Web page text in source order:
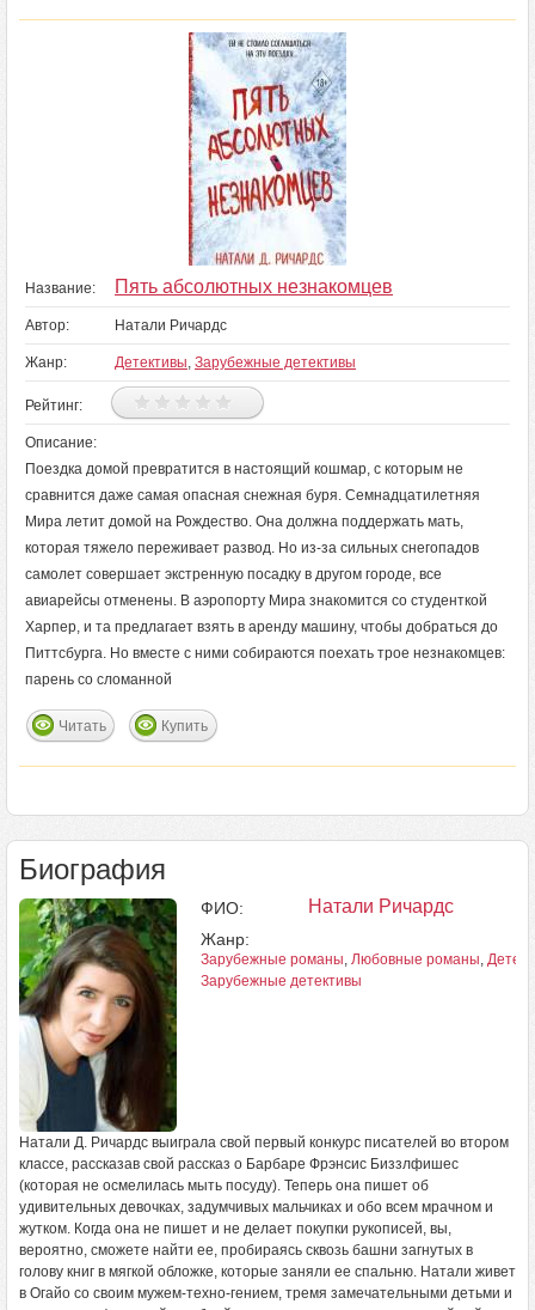
Название: Пять абсолютных незнакомцев
Автор: Натали Ричардс
Жанр: Детективы, Зарубежные детективы
Рейтинг:
Описание:
Поездка домой превратится в настоящий кошмар, с которым не
сравнится даже самая опасная снежная буря. Семнадцатилетняя
Мира летит домой на Рождество. Она должна поддержать мать,
которая тяжело переживает развод. Но из-за сильных снегопадов
самолет совершает экстренную посадку в другом городе, все
авиарейсы отменены. В аэропорту Мира знакомится со студенткой
Харпер, и та предлагает взять в аренду машину, чтобы добраться до
Питтсбурга. Но вместе с ними собираются поехать трое незнакомцев:
парень со сломанной
Читать Купить
Биография
ФИО: Натали Ричардс
Жанр:
Зарубежные романы, Любовные романы,
Зарубежные детективы
Натали Д. Ричардс выиграла свой первый конкурс писателей во втором
классе, рассказав свой рассказ о Барбаре Фрэнсис Биззлфишес
(которая не осмелилась мыть посуду). Теперь она пишет об
удивительных девочках, задумчивых мальчиках и обо всем мрачном и
жутком. Когда она не пишет и не делает покупки рукописей, вы,
вероятно, сможете найти ее, пробираясь сквозь башни загнутых в
голову книг в мягкой обложке, которые заняли ее спальню. Натали живет
в Огайо со своим мужем-техно-гением, тремя замечательными детьми и